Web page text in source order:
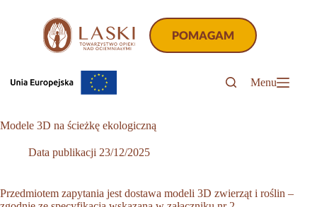
POMAGAM
Menu
Modele 3D na ścieżkę ekologiczną
Data publikacji 23/12/2025
Przedmiotem zapytania jest dostawa modeli 3D zwierząt i roślin –